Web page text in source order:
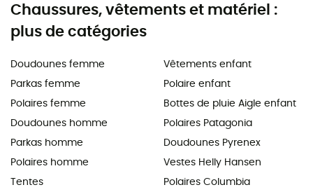
Chaussures, vêtements et matériel :
plus de catégories
Doudounes femme
Parkas femme
Polaires femme
Doudounes homme
Parkas homme
Polaires homme
Tentes
Vêtements enfant
Polaire enfant
Bottes de pluie Aigle enfant
Polaires Patagonia
Doudounes Pyrenex
Vestes Helly Hansen
Polaires Columbia